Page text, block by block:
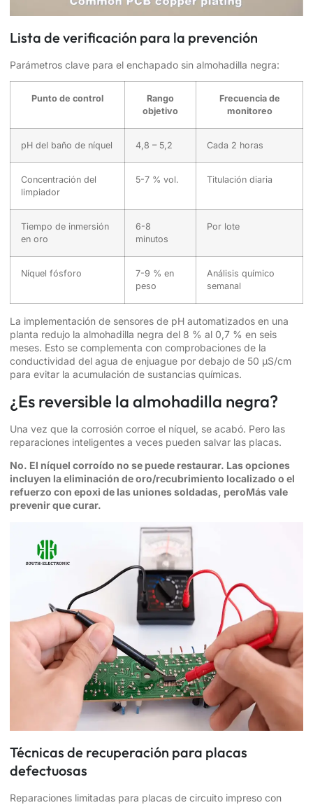
Lista de verificación para la prevención
Parámetros clave para el enchapado sin almohadilla negra:
Punto de control
Rango
objetivo
Frecuencia de
monitoreo
pH del baño de níquel 4,8 – 5,2 Cada 2 horas
Concentración del
limpiador
5-7 % vol. Titulación diaria
Tiempo de inmersión
en oro
6-8
minutos
Por lote
Níquel fósforo
7-9 % en
peso
Análisis químico
semanal
La implementación de sensores de pH automatizados en una
planta redujo la almohadilla negra del 8 % al 0,7 % en seis
meses. Esto se complementa con comprobaciones de la
conductividad del agua de enjuague por debajo de 50 µS/cm
para evitar la acumulación de sustancias químicas.
¿Es reversible la almohadilla negra?
Una vez que la corrosión corroe el níquel, se acabó. Pero las
reparaciones inteligentes a veces pueden salvar las placas.
No. El níquel corroído no se puede restaurar. Las opciones
incluyen la eliminación de oro/recubrimiento localizado o el
refuerzo con epoxi de las uniones soldadas, peroMás vale
prevenir que curar.
Técnicas de recuperación para placas
defectuosas
Reparaciones limitadas para placas de circuito impreso con